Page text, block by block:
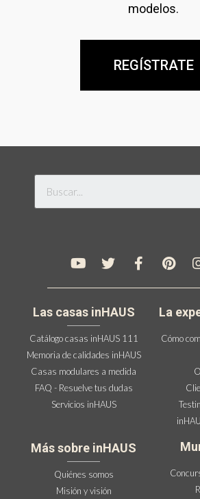
modelos.
REGÍSTRATE
Las casas inHAUS
Catálogo casas inHAUS 111
Memoria de calidades inHAUS
Casas modulares a medida
FAQ - Resuelve tus dudas
Servicios inHAUS
Más sobre inHAUS
Quiénes somos
Misión y visión
La
Cómo